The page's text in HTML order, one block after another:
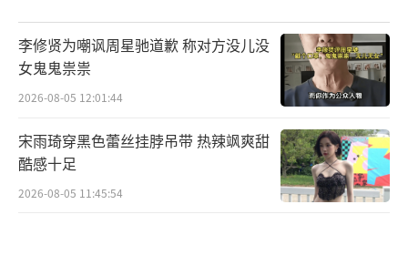
李修贤为嘲讽周星驰道歉 称对方没儿没
女鬼鬼祟祟
2026-08-05 12:01:44
宋雨琦穿黑色蕾丝挂脖吊带 热辣飒爽甜
酷感十足
2026-08-05 11:45:54